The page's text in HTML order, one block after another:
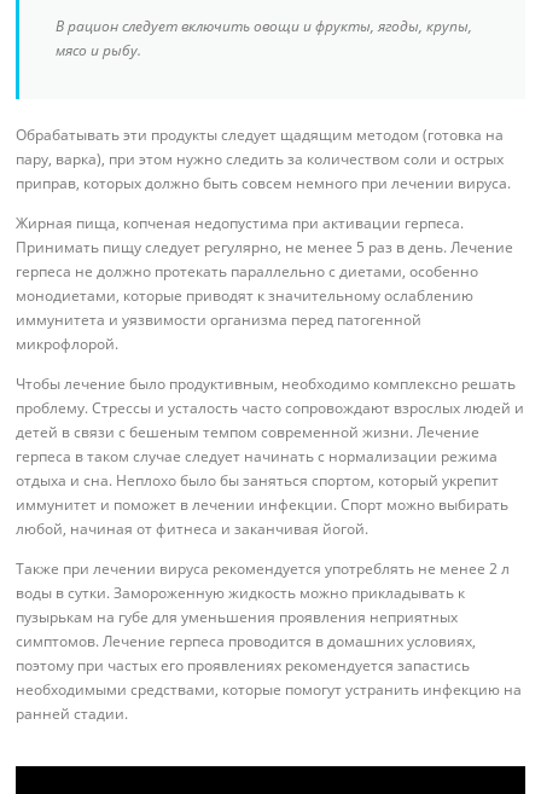
В рацион следует включить овощи и фрукты, ягоды, крупы,
мясо и рыбу.
Обрабатывать эти продукты следует щадящим методом (готовка на
пару, варка), при этом нужно следить за количеством соли и острых
приправ, которых должно быть совсем немного при лечении вируса.
Жирная пища, копченая недопустима при активации герпеса.
Принимать пищу следует регулярно, не менее 5 раз в день. Лечение
герпеса не должно протекать параллельно с диетами, особенно
монодиетами, которые приводят к значительному ослаблению
иммунитета и уязвимости организма перед патогенной
микрофлорой.
Чтобы лечение было продуктивным, необходимо комплексно решать
проблему. Стрессы и усталость часто сопровождают взрослых людей и
детей в связи с бешеным темпом современной жизни. Лечение
герпеса в таком случае следует начинать с нормализации режима
отдыха и сна. Неплохо было бы заняться спортом, который укрепит
иммунитет и поможет в лечении инфекции. Спорт можно выбирать
любой, начиная от фитнеса и заканчивая йогой.
Также при лечении вируса рекомендуется употреблять не менее 2 л
воды в сутки. Замороженную жидкость можно прикладывать к
пузырькам на губе для уменьшения проявления неприятных
симптомов. Лечение герпеса проводится в домашних условиях,
поэтому при частых его проявлениях рекомендуется запастись
необходимыми средствами, которые помогут устранить инфекцию на
ранней стадии.